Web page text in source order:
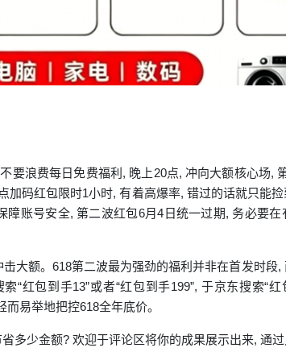
要浪费每日免费福利, 晚上20点, 冲向大额核心场,
码红包限时1小时, 有着高爆率, 错过的话就只能
账号安全, 第二波红包6月4日统一过期, 务必要
大额。618第二波最为强劲的福利并非在首发时段,
红包到手13”或者“红包到手199”, 于京东搜索“红
易举地把控618全年底价。
多少金额? 欢迎于评论区将你的成果展示出来, 通